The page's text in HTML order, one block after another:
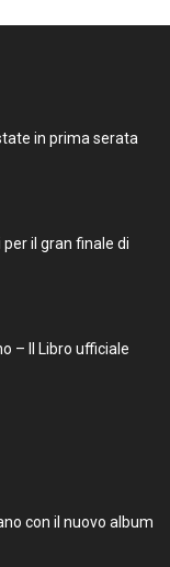
in prima serata
il gran finale di
– Il Libro ufficiale
con il nuovo album